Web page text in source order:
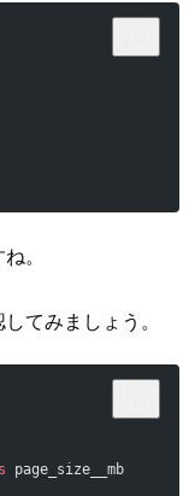
。
てみましょう。
page_size__mb